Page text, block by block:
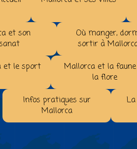
et son
Où manger,
sortir à
et le sport
Mallorca et la
la flore
Infos pratiques sur
Mallorca